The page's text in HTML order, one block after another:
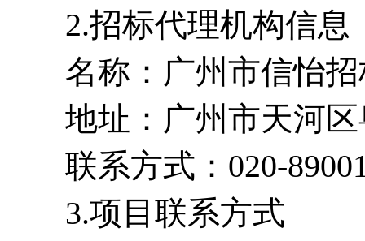
2.招标代理机构信息
名称：广州市信怡招
地址：广州市天河区
联系方式：020-
3.项目联系方式